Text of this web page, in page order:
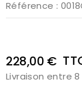
Référence :
228,00 €
Livraison entre 8